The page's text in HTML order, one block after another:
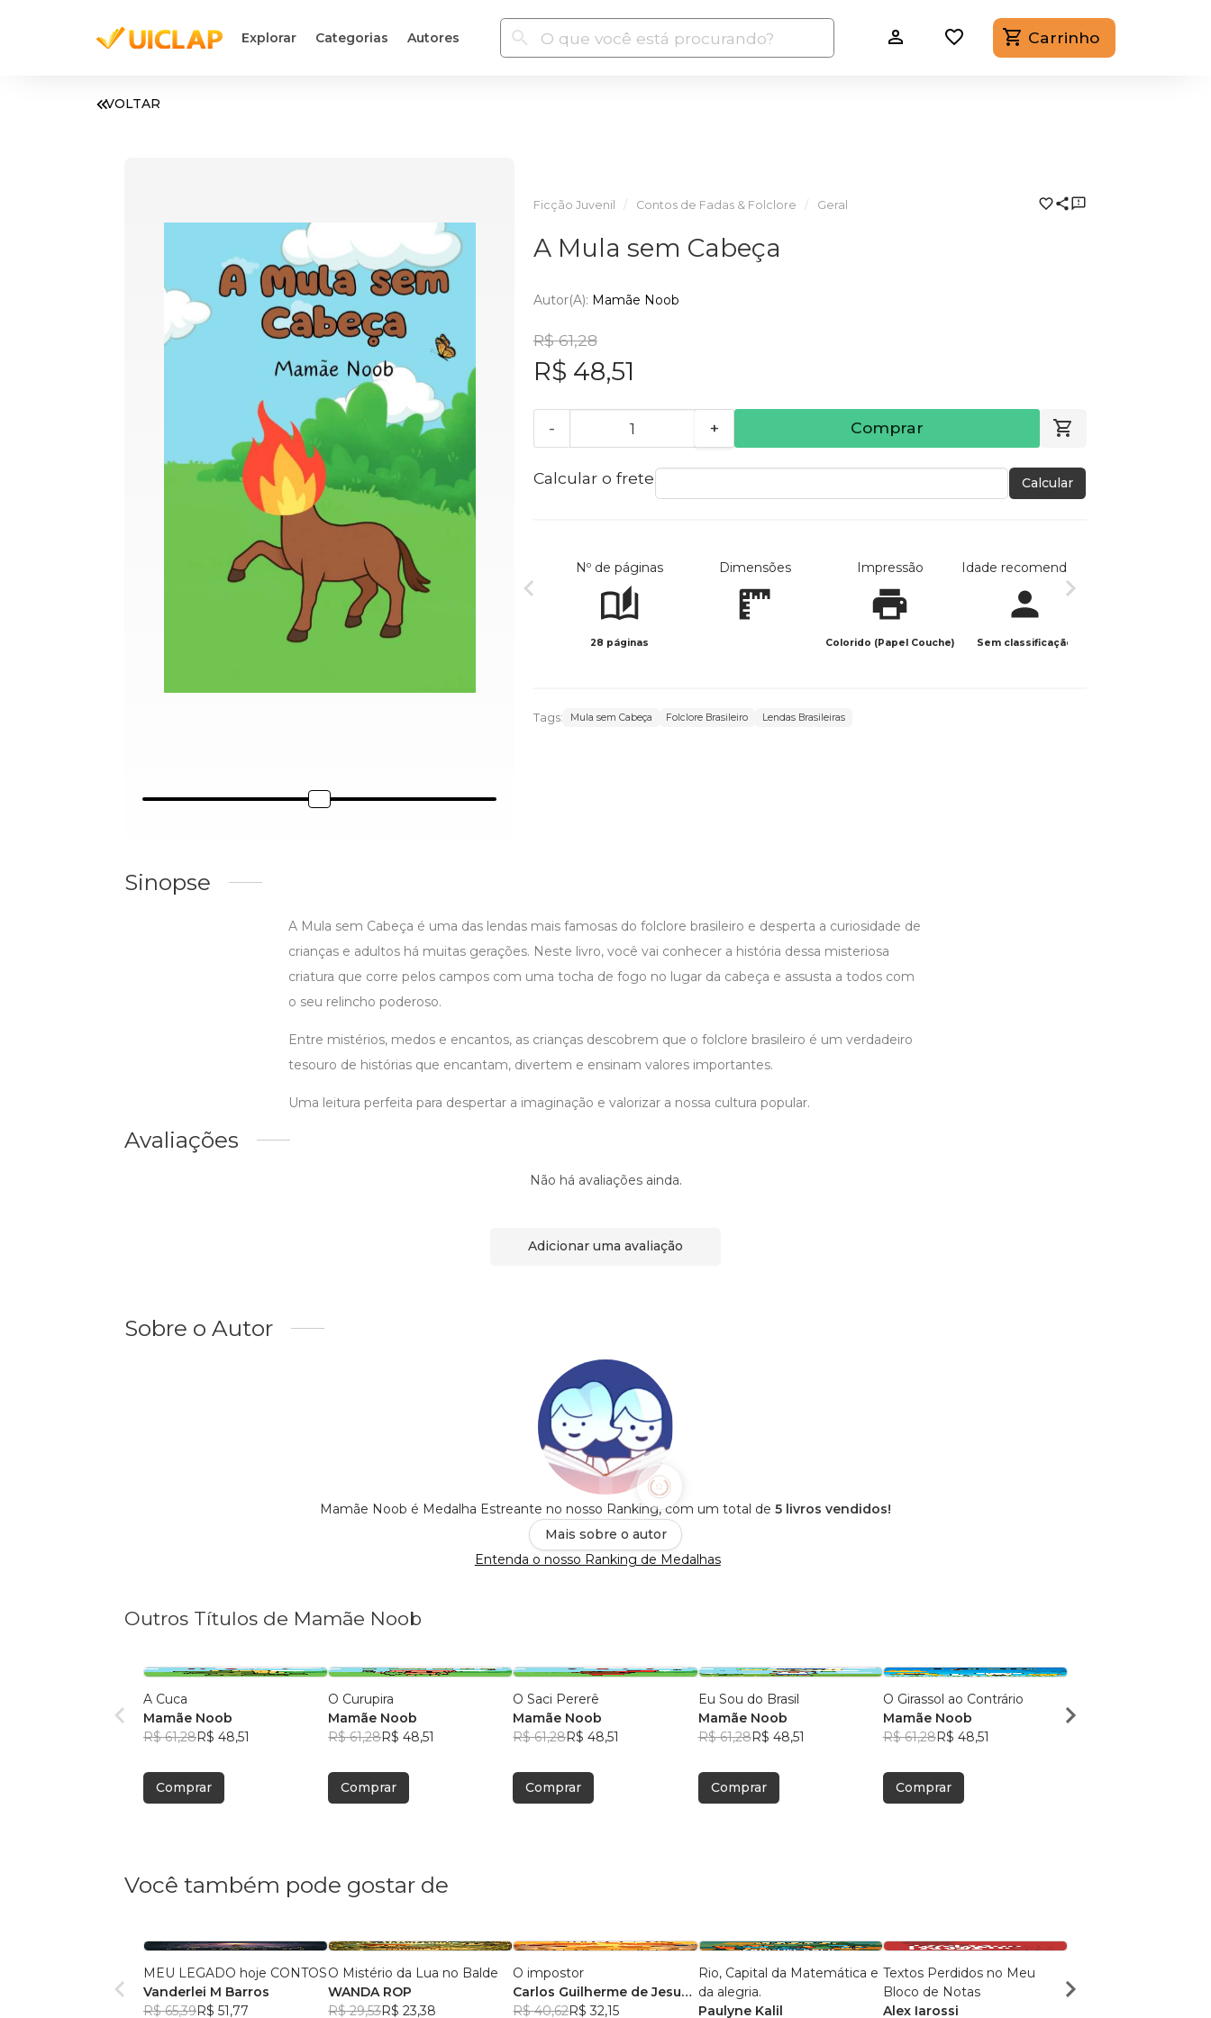
Explorar Categorias Autores Carrinho
VOLTAR
Ficção Juvenil Contos de Fadas & Folclore Geral
A Mula sem Cabeça
Autor(a): Mamãe Noob
R$ 61,28
R$ 48,51
- + Comprar
Calcular o frete Calcular
Nº de páginas
28 páginas
Dimensões Impressão
Colorido (Papel Couche)
Idade recomendada
Sem classificação
Tags: Mula sem Cabeça Folclore Brasileiro Lendas Brasileiras
Sinopse
A Mula sem Cabeça é uma das lendas mais famosas do folclore brasileiro e desperta a curiosidade de
crianças e adultos há muitas gerações. Neste livro, você vai conhecer a história dessa misteriosa
criatura que corre pelos campos com uma tocha de fogo no lugar da cabeça e assusta a todos com
o seu relincho poderoso.
Entre mistérios, medos e encantos, as crianças descobrem que o folclore brasileiro é um verdadeiro
tesouro de histórias que encantam, divertem e ensinam valores importantes.
Uma leitura perfeita para despertar a imaginação e valorizar a nossa cultura popular.
Avaliações
Não há avaliações ainda.
Adicionar uma avaliação
Sobre o Autor
Mamãe Noob é Medalha Estreante no nosso Ranking, com um total de 5 livros vendidos!
Mais sobre o autor
Entenda o nosso Ranking de Medalhas
Outros Títulos de Mamãe Noob
A Cuca
Mamãe Noob
R$ 61,28R$ 48,51
Comprar
O Curupira
Mamãe Noob
R$ 61,28R$ 48,51
Comprar
O Saci Pererê
Mamãe Noob
R$ 61,28R$ 48,51
Comprar
Eu Sou do Brasil
Mamãe Noob
R$ 61,28R$ 48,51
Comprar
O Girassol ao Contrário
Mamãe Noob
R$ 61,28R$ 48,51
Comprar
Mamãe Noob
Você também pode gostar de
MEU LEGADO hoje CONTOS
Vanderlei M Barros
R$ 65,39R$ 51,77
O Mistério da Lua no Balde
WANDA ROP
R$ 29,53R$ 23,38
O impostor
Carlos Guilherme de Jesus
Meireles
R$ 40,62R$ 32,15
Rio, Capital da Matemática e
da alegria.
Paulyne Kalil
Textos Perdidos no Meu
Bloco de Notas
Alex Iarossi
e a borboleta